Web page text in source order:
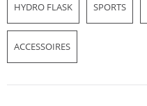
HYDRO FLASK SPORTS
ACCESSOIRES